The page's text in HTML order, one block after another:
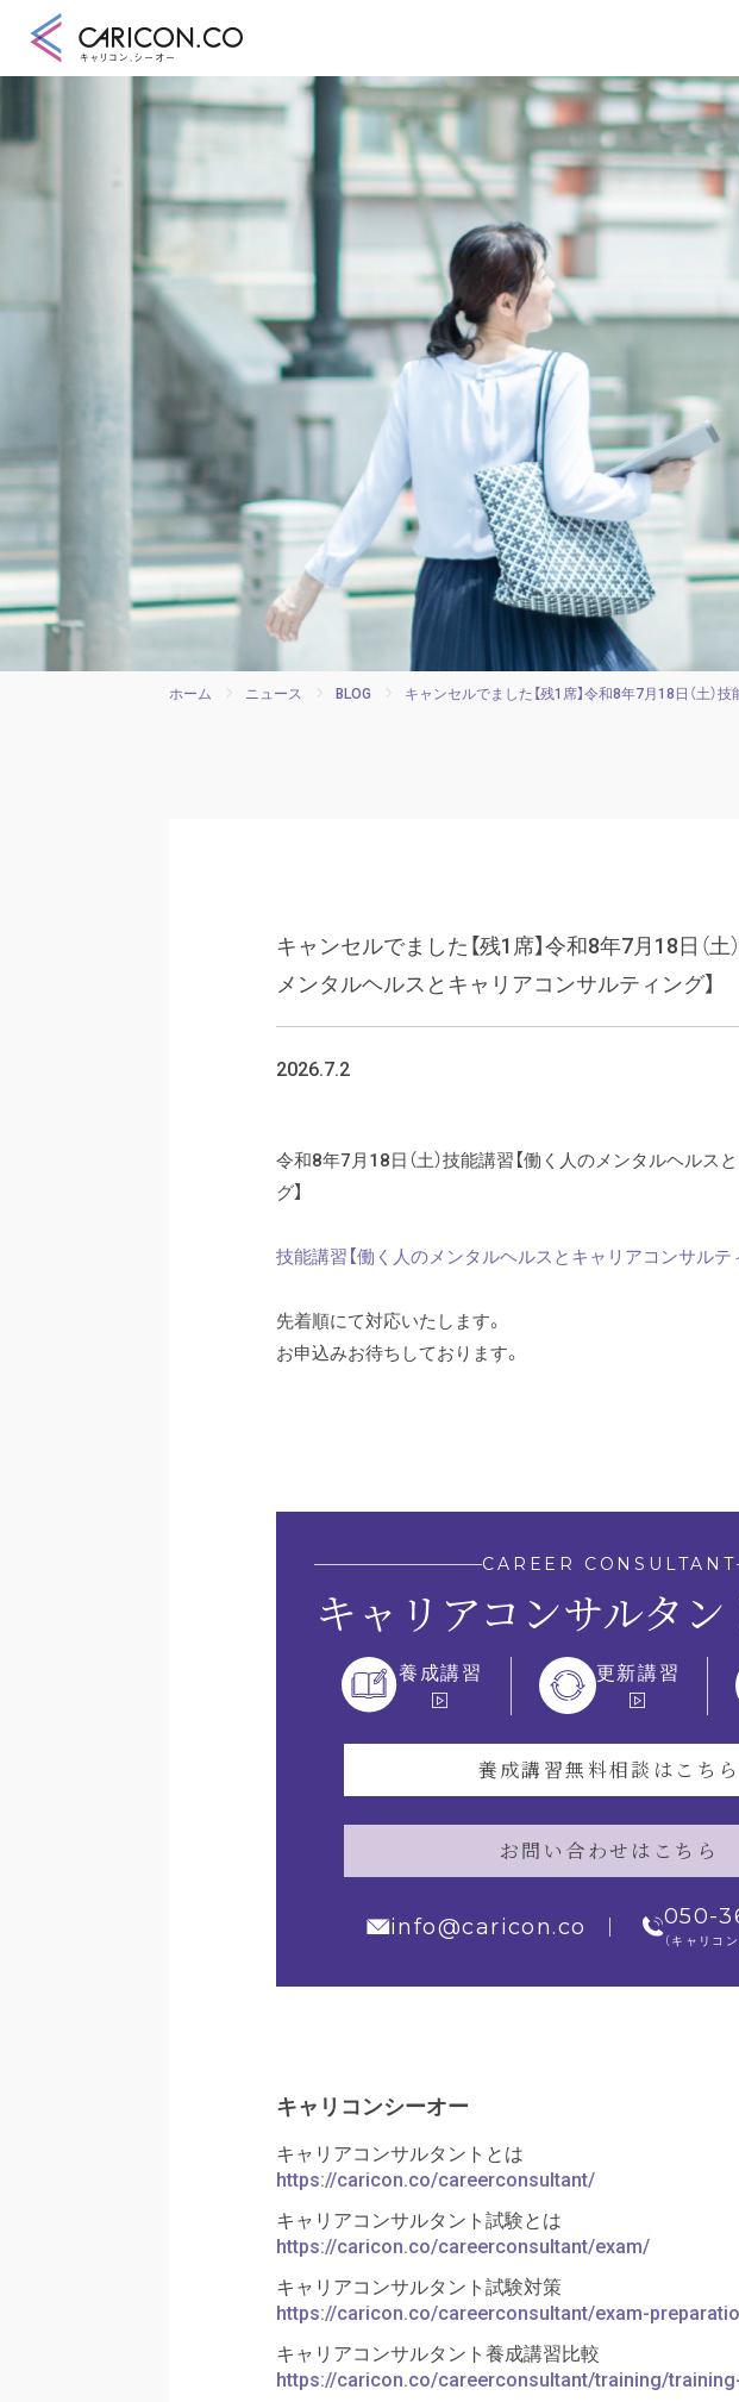
キャリアコンサルタント養成講習
キャリアコンサルタント更新講習
合格講座
キャリコンシーオーとは
キャリアコンサルタントとは
ホーム ニュース BLOG キャンセルでました【残1席】令和8年7月18日（土）
キャンセルでました【残1席】令和8年7月18日（土
メンタルヘルスとキャリアコンサルティング】
2026.7.2
令和8年7月18日（土）技能講習【働く人のメンタルヘルス
グ】
技能講習【働く人のメンタルヘルスとキャリアコンサルテ
先着順にて対応いたします。
お申込みお待ちしております。
CAREER CONSULTANT
キャリアコンサルタン
養成講習 更新講習
養成講習無料相談はこちら
お問い合わせはこちら
info@caricon.co 050-
（キャリコ
キャリコンシーオー
キャリアコンサルタントとは
https://caricon.co/careerconsultant/
キャリアコンサルタント試験とは
https://caricon.co/careerconsultant/exam/
キャリアコンサルタント試験対策
https://caricon.co/careerconsultant/exam-
キャリアコンサルタント養成講習比較
https://caricon.co/careerconsultant/training/